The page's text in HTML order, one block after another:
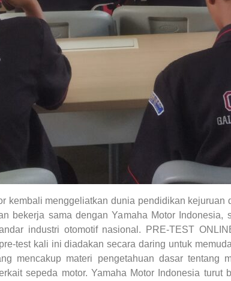
kembali menggeliatkan dunia pendidikan
bekerja sama dengan Yamaha Motor
industri otomotif nasional. PRE-TEST
test kali ini diadakan secara daring untuk
mencakup materi pengetahuan dasar tentang
sepeda motor. Yamaha Motor Indonesia